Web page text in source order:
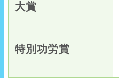
大賞
特別功労賞